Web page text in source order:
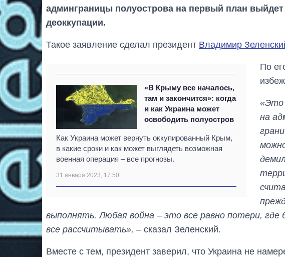
админграницы полуострова на первый план выйдет
деоккупации.
Такое заявление сделал президент Владимир
«В Крыму все началось,
там и закончится»: когда
и как Украина может
освободить полуостров
Как Украина может вернуть оккупированный Крым,
в какие сроки и как может выглядеть возможная
военная операция – все прогнозы.
31 января 2023, 17:50
По
«Это
на
выполнять. Любая война – это все равно потери,
все рассчитывать», – сказал Зеленский.
Вместе с тем, президент заверил, что Украина не